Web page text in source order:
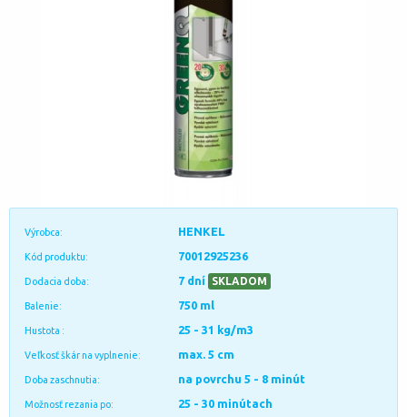
Výrobca: HENKEL
Kód produktu: 70012925236
Dodacia doba: 7 dní SKLADOM
Balenie: 750 ml
Hustota : 25 - 31 kg/m3
Veľkosť škár na vyplnenie: max. 5 cm
Doba zaschnutia: na povrchu 5 - 8 minút
Možnosť rezania po: 25 - 30 minútach